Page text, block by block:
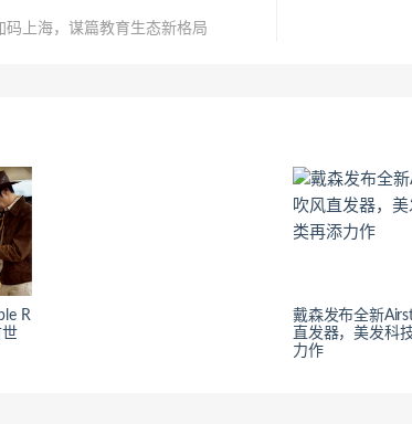
码上海，谋篇教育生态新格局
R
戴森发布全新
直发器，美发科
力作